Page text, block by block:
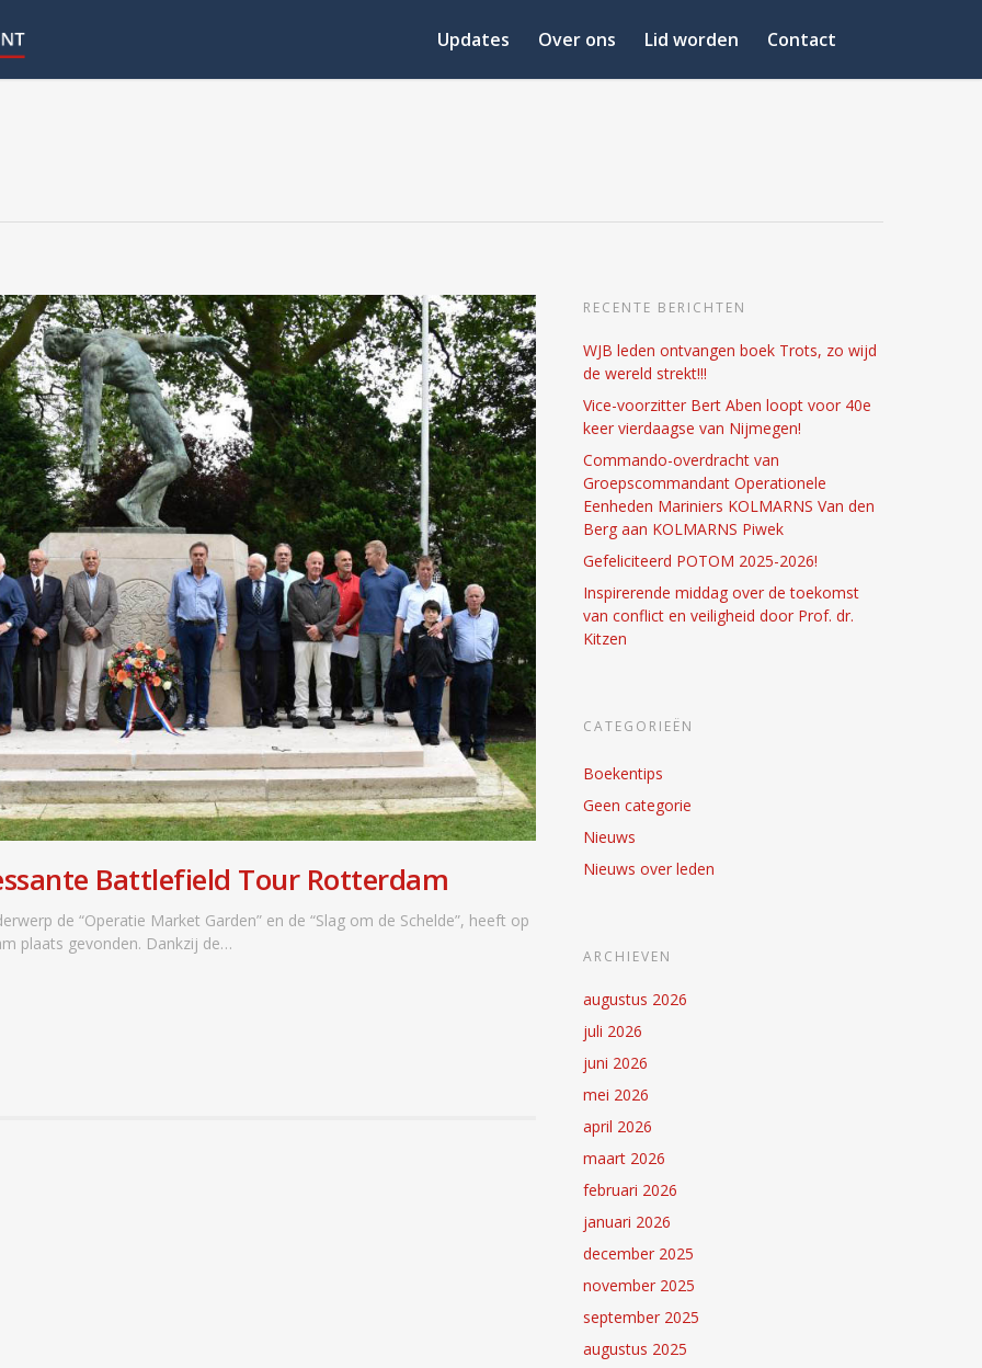
Updates Over ons Lid worden Contact
Battlefield Tour Rotterdam
de “Operatie Market Garden” en de “Slag om de Schelde”, heeft op
plaats gevonden. Dankzij de…
RECENTE BERICHTEN
WJB leden ontvangen boek Trots, zo wijd
de wereld strekt!!!
Vice-voorzitter Bert Aben loopt voor 40e
keer vierdaagse van Nijmegen!
Commando-overdracht van
Groepscommandant Operationele
Eenheden Mariniers KOLMARNS Van den
Berg aan KOLMARNS Piwek
Gefeliciteerd POTOM 2025-2026!
Inspirerende middag over de toekomst
van conflict en veiligheid door Prof. dr.
Kitzen
CATEGORIEËN
Boekentips
Geen categorie
Nieuws
Nieuws over leden
ARCHIEVEN
augustus 2026
juli 2026
juni 2026
mei 2026
april 2026
maart 2026
februari 2026
januari 2026
december 2025
november 2025
september 2025
augustus 2025